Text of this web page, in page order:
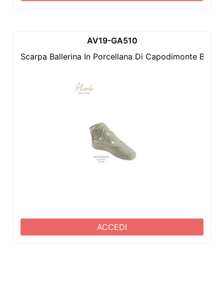
AV19-GA510
Scarpa Ballerina In Porcellana Di Capodimonte
ACCEDI